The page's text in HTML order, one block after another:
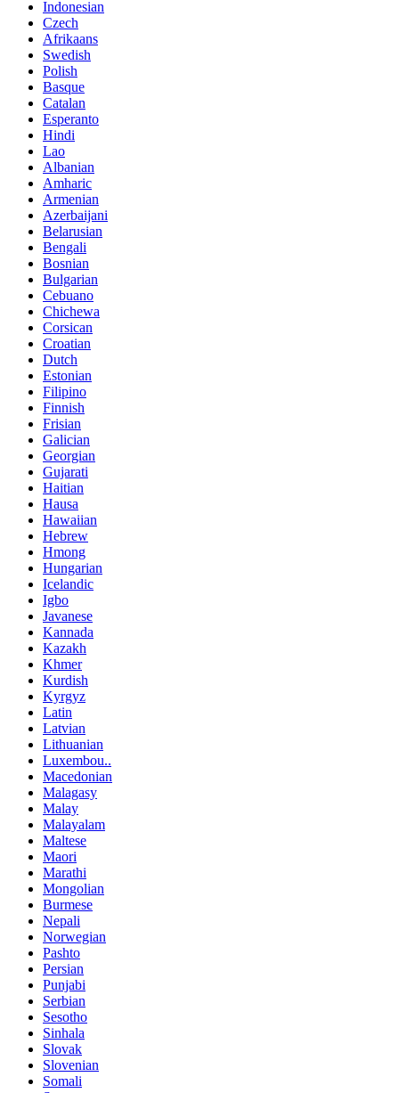
Indonesian
Czech
Afrikaans
Swedish
Polish
Basque
Catalan
Esperanto
Hindi
Lao
Albanian
Amharic
Armenian
Azerbaijani
Belarusian
Bengali
Bosnian
Bulgarian
Cebuano
Chichewa
Corsican
Croatian
Dutch
Estonian
Filipino
Finnish
Frisian
Galician
Georgian
Gujarati
Haitian
Hausa
Hawaiian
Hebrew
Hmong
Hungarian
Icelandic
Igbo
Javanese
Kannada
Kazakh
Khmer
Kurdish
Kyrgyz
Latin
Latvian
Lithuanian
Luxembou..
Macedonian
Malagasy
Malay
Malayalam
Maltese
Maori
Marathi
Mongolian
Burmese
Nepali
Norwegian
Pashto
Persian
Punjabi
Serbian
Sesotho
Sinhala
Slovak
Slovenian
Somali